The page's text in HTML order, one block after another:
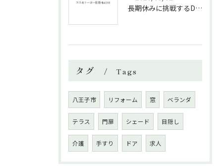
長期休みに挑戦するDIYリフォームの極意
タグ Tags
八王子市 リフォーム 窓 ベランダ
テラス 門扉 シェード 目隠し
介護 手すり ドア 求人